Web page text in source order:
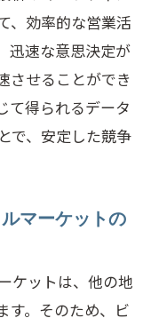
頭
アプローチ
ションと営業
性
ング
の計画
、効率的な営業活
迅速な意思決定が
させることができ
て得られるデータ
で、安定した競争
マーケットの
ケットは、他の地
す。そのため、ビ